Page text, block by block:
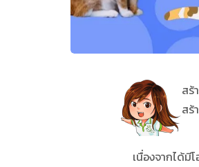
สร้
สร้
เนื่องจากได้มี